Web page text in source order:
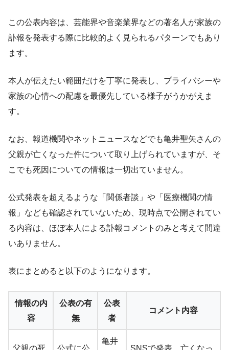
この公表内容は、芸能界や音楽業界などの著名人が家族の
訃報を発表する際に比較的よく見られるパターンでもあり
ます。
本人が伝えたい範囲だけを丁寧に発表し、プライバシーや
家族の心情への配慮を最優先している様子がうかがえま
す。
なお、報道機関やネットニュースなどでも亀井聖矢さんの
父親が亡くなった件について取り上げられていますが、そ
こでも死因についての情報は一切出ていません。
公式発表を超えるような「関係者談」や「医療機関の情
報」なども確認されていないため、現時点で公開されてい
る内容は、ほぼ本人による訃報コメントのみと考えて間違
いありません。
表にまとめると以下のようになります。
情報の内
容
公表の有
無
公表
者
コメント内容
亀井